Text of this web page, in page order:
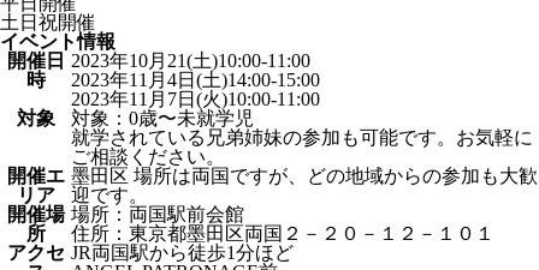
土日祝開催
イベント情報
開催日
時
2023年10月21(土)10:00-11:00
2023年11月4日(土)14:00-15:00
2023年11月7日(火)10:00-11:00
対象
対象：0歳〜未就学児
就学されている兄弟姉妹の参加も可能です。お気軽に
ご相談ください。
開催エ
リア
墨田区 場所は両国ですが、どの地域からの参加も大歓
迎です。
開催場
所
場所：両国駅前会館
住所：東京都墨田区両国２－２０－１２－１０１
アクセ JR両国駅から徒歩1分ほど